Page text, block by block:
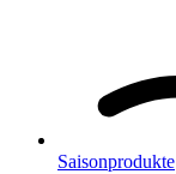
Saisonprodukte